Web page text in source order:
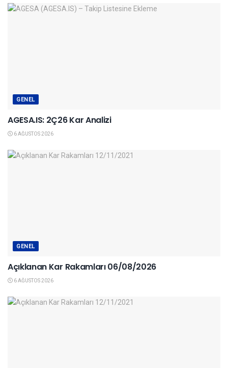
GENEL
AGESA.IS: 2Ç26 Kar Analizi
6 AĞUSTOS 2026
GENEL
Açıklanan Kar Rakamları 06/08/2026
6 AĞUSTOS 2026